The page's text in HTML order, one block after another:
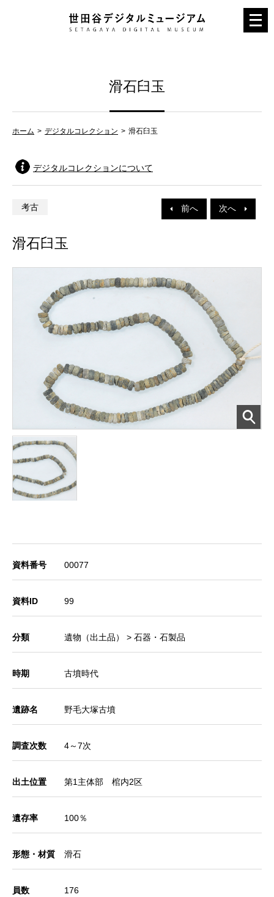
メ
ニ
滑石臼玉
ホーム デジタルコレクション 滑石臼玉
デジタルコレクションについて
前へ 次へ
考古
滑石臼玉
資料番号 00077
資料ID 99
分類 遺物（出土品） > 石器・石製品
時期 古墳時代
遺跡名 野毛大塚古墳
調査次数 4～7次
出土位置 第1主体部 棺内2区
遺存率 100％
形態・材質 滑石
員数 176